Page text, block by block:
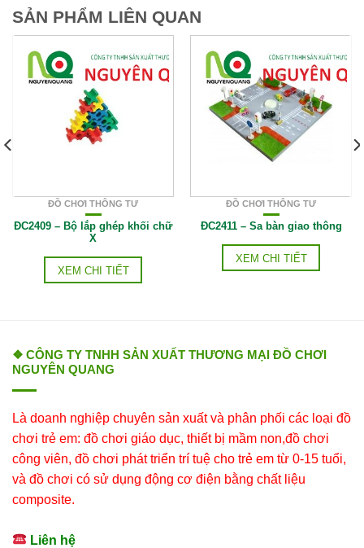
SẢN PHẨM LIÊN QUAN
ĐỒ CHƠI THÔNG TƯ
ĐC2409 – Bộ lắp ghép khối chữ
X
XEM CHI TIẾT
ĐỒ CHƠI THÔNG TƯ
ĐC2411 – Sa bàn giao thông
XEM CHI TIẾT
❖ CÔNG TY TNHH SẢN XUẤT THƯƠNG MẠI ĐỒ CHƠI
NGUYÊN QUANG
Là doanh nghiệp chuyên sản xuất và phân phối các loại đồ
chơi trẻ em: đồ chơi giáo dục, thiết bị mầm non,đồ chơi
công viên, đồ chơi phát triển trí tuệ cho trẻ em từ 0-15 tuổi,
và đồ chơi có sử dụng động cơ điện bằng chất liệu
composite.
Liên hệ